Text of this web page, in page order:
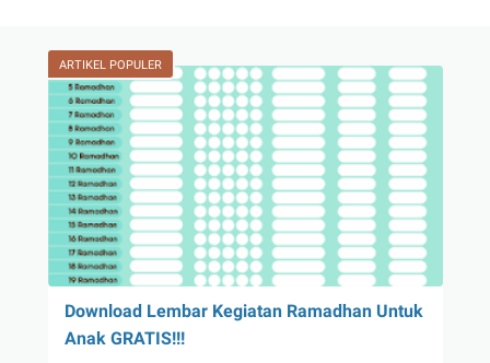
ARTIKEL POPULER
Download Lembar Kegiatan Ramadhan Untuk
Anak GRATIS!!!